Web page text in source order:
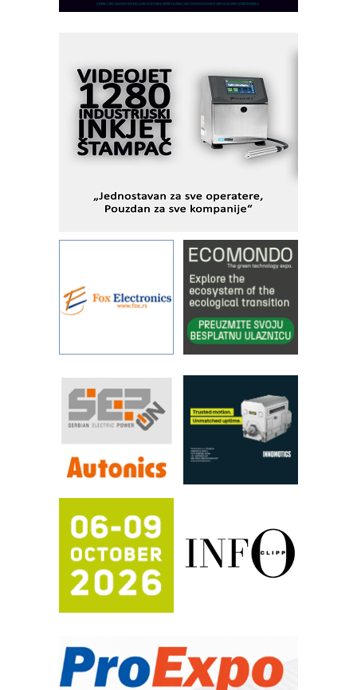
dostupan u Srbiji
I.SAFE MOBILE revolucioniše
industrijsku automatizaciju
pionirskimmobile operator PANEL-OM
Fleksibilno stezanje i brzo
podešavanje u proizvodnji prototipova
KIP KOP – napredna rešenja za
objekte
Alba d.o.o. – 35 godina preciznosti u
IBeRTIM - oprema za ispitivanje
kontrole kvaliteta
STAUFF – Komponente koje
povećavaju pouzdanost hidrauličkih
pouzdanost u transferu fluida
Filtration Group Industrial – Napredna
rešenja za filtraciju u hidrauličkim i
procesnim sistemima
RILINEX kompanije Rittal
FANUC: Najbolje za vašu pametnu
Efikasno upravljanje energijom
Automatizacija pakovanja · Display
(Shelf-Ready) omotnice
Potpuna efikasnost bez složenih
sistema
Trajna oznaka kao dugoročna korist
IB BLUMENAUER - više od 40 godina
poverenja u industriji